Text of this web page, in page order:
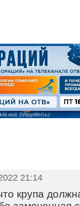
21:14
крупа